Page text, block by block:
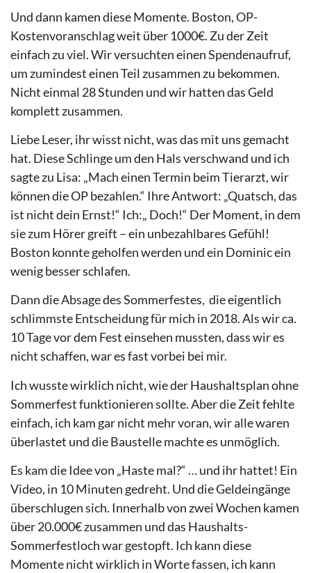
Und dann kamen diese Momente. Boston, OP-
Kostenvoranschlag weit über 1000€. Zu der Zeit
einfach zu viel. Wir versuchten einen Spendenaufruf,
um zumindest einen Teil zusammen zu bekommen.
Nicht einmal 28 Stunden und wir hatten das Geld
komplett zusammen.
Liebe Leser, ihr wisst nicht, was das mit uns gemacht
hat. Diese Schlinge um den Hals verschwand und ich
sagte zu Lisa: „Mach einen Termin beim Tierarzt, wir
können die OP bezahlen.“ Ihre Antwort: „Quatsch, das
ist nicht dein Ernst!“ Ich:„ Doch!“ Der Moment, in dem
sie zum Hörer greift – ein unbezahlbares Gefühl!
Boston konnte geholfen werden und ein Dominic ein
wenig besser schlafen.
Dann die Absage des Sommerfestes, die eigentlich
schlimmste Entscheidung für mich in 2018. Als wir ca.
10 Tage vor dem Fest einsehen mussten, dass wir es
nicht schaffen, war es fast vorbei bei mir.
Ich wusste wirklich nicht, wie der Haushaltsplan ohne
Sommerfest funktionieren sollte. Aber die Zeit fehlte
einfach, ich kam gar nicht mehr voran, wir alle waren
überlastet und die Baustelle machte es unmöglich.
Es kam die Idee von „Haste mal?“ … und ihr hattet! Ein
Video, in 10 Minuten gedreht. Und die Geldeingänge
überschlugen sich. Innerhalb von zwei Wochen kamen
über 20.000€ zusammen und das Haushalts-
Sommerfestloch war gestopft. Ich kann diese
Momente nicht wirklich in Worte fassen, ich kann